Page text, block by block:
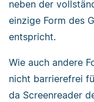
neben der
einzige Form des
entspricht.
Wie auch andere
nicht barrierefrei
da Screenreader